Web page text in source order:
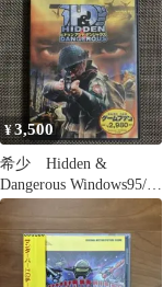
¥3,500
希少 Hidden &
Dangerous Windows95/98
日本語版